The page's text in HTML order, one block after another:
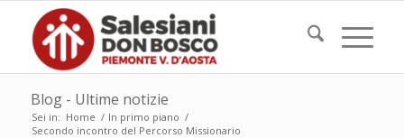
Blog - Ultime notizie
Sei in: Home / In primo piano /
Secondo incontro del Percorso Missionario